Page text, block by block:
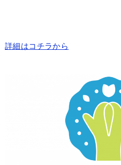
詳細はコチラから